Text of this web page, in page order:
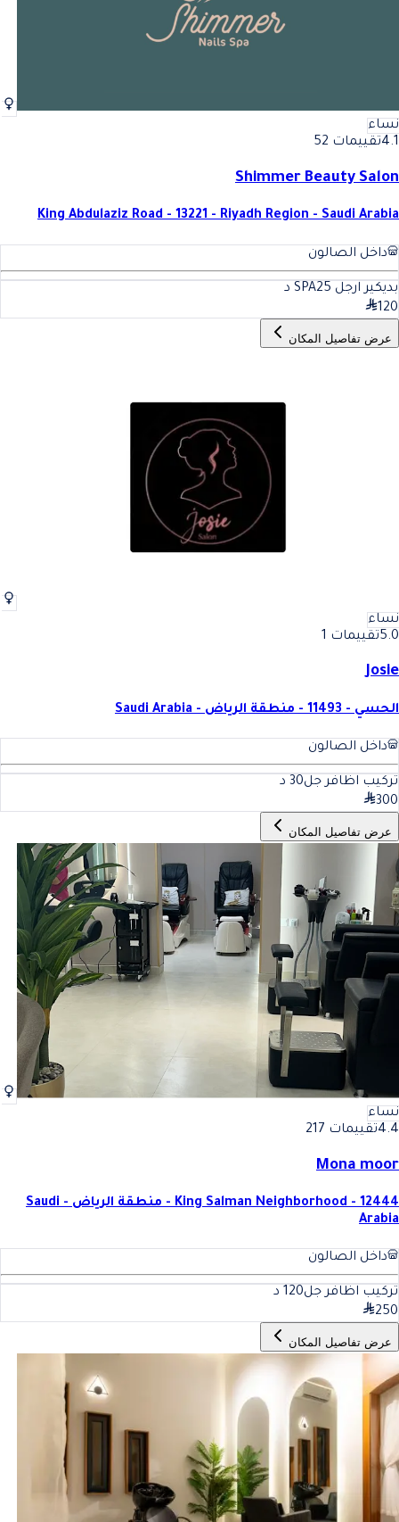
نساء
4.1تقييمات 52
Shimmer Beauty Salon
King Abdulaziz Road - 13221 - Riyadh Region - Saudi Arabia
داخل الصالون
بديكير ارجل SPA 25
د
120
عرض تفاصيل المكان
نساء
5.0تقييمات 1
Josie
الحسي - 11493 - منطقة الرياض - Saudi Arabia
داخل الصالون
تركيب اظافر جل30 د
300
عرض تفاصيل المكان
نساء
4.4تقييمات 217
Mona moor
King Salman Neighborhood - 12444 - منطقة الرياض - Saudi
Arabia
داخل الصالون
تركيب اظافر جل120 د
250
عرض تفاصيل المكان